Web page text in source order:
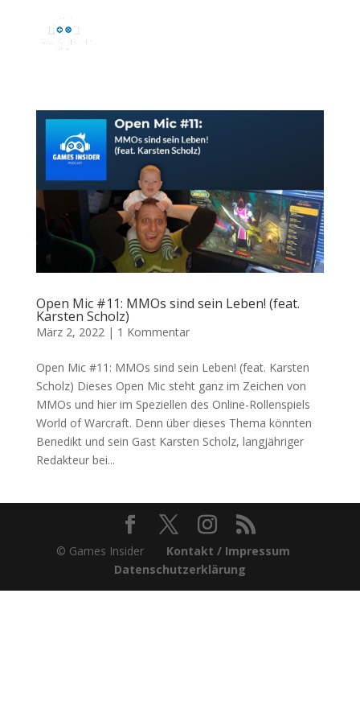
Open Mic #11: MMOs sind sein Leben! (feat.
Karsten Scholz)
März 2, 2022 | 1 Kommentar
Open Mic #11: MMOs sind sein Leben! (feat. Karsten
Scholz) Dieses Open Mic steht ganz im Zeichen von
MMOs und hier im Speziellen des Online-Rollenspiels
World of Warcraft. Denn über dieses Thema könnten
Benedikt und sein Gast Karsten Scholz, langjähriger
Redakteur bei...
© Games Insider Kontakt / Impressum
Datenschutzerklärung